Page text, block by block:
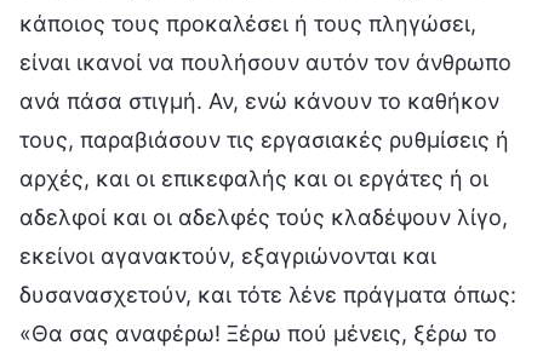
κάποιος τους προκαλέσει ή τους πληγώσει,
είναι ικανοί να πουλήσουν αυτόν τον άνθρωπο
ανά πάσα στιγμή. Αν, ενώ κάνουν το καθήκον
τους, παραβιάσουν τις εργασιακές ρυθμίσεις ή
αρχές, και οι επικεφαλής και οι εργάτες ή οι
αδελφοί και οι αδελφές τούς κλαδέψουν λίγο,
εκείνοι αγανακτούν, εξαγριώνονται και
δυσανασχετούν, και τότε λένε πράγματα όπως:
«Θα σας αναφέρω! Ξέρω πού μένεις, ξέρω το